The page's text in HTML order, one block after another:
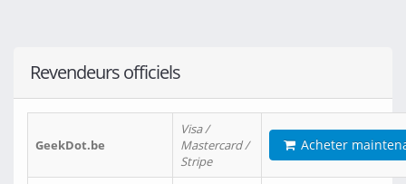
Revendeurs officiels
GeekDot.be
Visa /
Mastercard /
Stripe
Acheter